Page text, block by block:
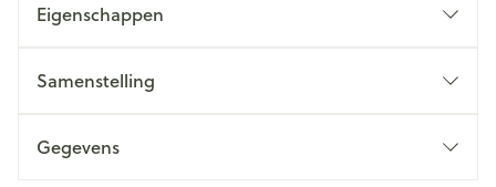
Eigenschappen
Samenstelling
Gegevens